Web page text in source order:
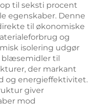
til seksti procent
egenskaber. Denne
til økonomiske
og
isolering udgør
blæsemidler til
der markant
og energieffektivitet.
giver
mod